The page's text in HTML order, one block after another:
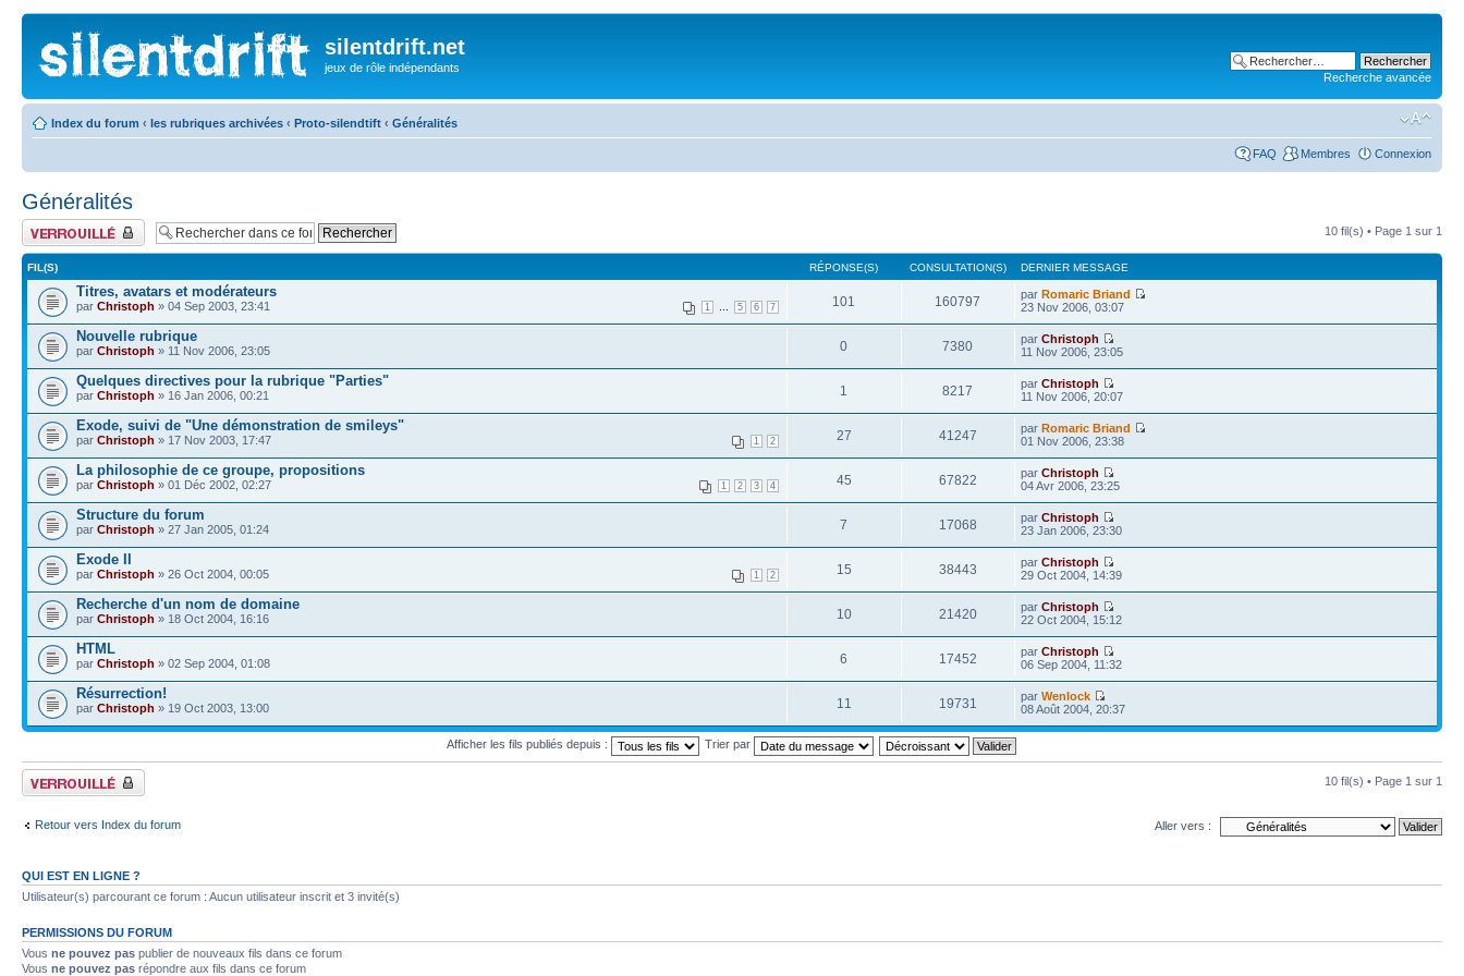
silentdrift.net
jeux de rôle indépendants
Recherche avancée
Index du forum ‹ les rubriques archivées ‹ Proto-silendtift ‹ Généralités
FAQ Membres Connexion
Généralités
Forum verrouillé 10 fil(s) • Page 1 sur 1
FIL(S) RÉPONSE(S) CONSULTATION(S) DERNIER MESSAGE
Titres, avatars et modérateurs
1 5 6 7
par Christoph » 04 Sep 2003, 23:41 101 160797 parRomaric Briand
23 Nov 2006, 03:07
Nouvelle rubrique
par Christoph » 11 Nov 2006, 23:05 0 7380 parChristoph
11 Nov 2006, 23:05
Quelques directives pour la rubrique "Parties"
par Christoph » 16 Jan 2006, 00:21 1 8217 parChristoph
11 Nov 2006, 20:07
Exode, suivi de "Une démonstration de smileys"
1 2
par Christoph » 17 Nov 2003, 17:47 27 41247 parRomaric Briand
01 Nov 2006, 23:38
La philosophie de ce groupe, propositions
1 2 3 4
par Christoph » 01 Déc 2002, 02:27 45 67822 parChristoph
04 Avr 2006, 23:25
Structure du forum
par Christoph » 27 Jan 2005, 01:24 7 17068 parChristoph
23 Jan 2006, 23:30
Exode II
1 2
par Christoph » 26 Oct 2004, 00:05 15 38443 parChristoph
29 Oct 2004, 14:39
Recherche d'un nom de domaine
par Christoph » 18 Oct 2004, 16:16 10 21420 parChristoph
22 Oct 2004, 15:12
HTML
par Christoph » 02 Sep 2004, 01:08 6 17452 parChristoph
06 Sep 2004, 11:32
Résurrection!
par Christoph » 19 Oct 2003, 13:00 11 19731 parWenlock
08 Août 2004, 20:37
Afficher les fils publiés depuis : Trier par
Forum verrouillé 10 fil(s) • Page 1 sur 1
Retour vers Index du forum Aller vers :
QUI EST EN LIGNE ?
Utilisateur(s) parcourant ce forum : Aucun utilisateur inscrit et 3 invité(s)
PERMISSIONS DU FORUM
Vous ne pouvez pas publier de nouveaux fils dans ce forum
Vous ne pouvez pas répondre aux fils dans ce forum